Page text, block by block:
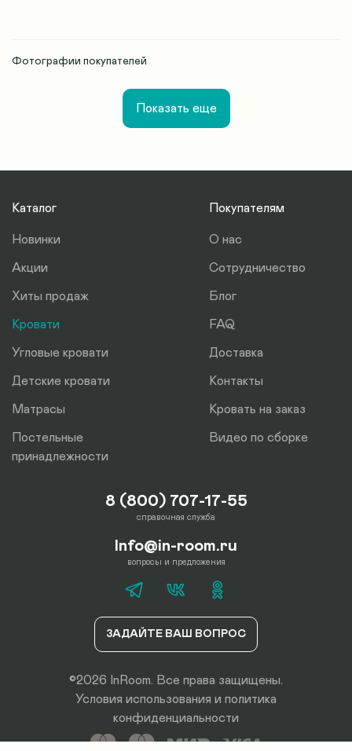
Фотографии покупателей
Показать еще
Каталог
Новинки
Акции
Хиты продаж
Кровати
Угловые кровати
Детские кровати
Матрасы
Постельные
принадлежности
Покупателям
О нас
Сотрудничество
Блог
FAQ
Доставка
Контакты
Кровать на заказ
Видео по сборке
ЗАДАЙТЕ ВАШ ВОПРОС
8 (800) 707-17-55
справочная служба
Info@in-room.ru
вопросы и предложения
©2026 InRoom. Все права защищены.
Условия использования и политика
конфиденциальности